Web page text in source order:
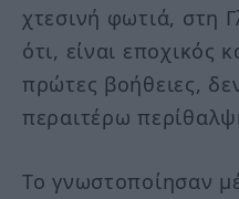
χτεσινή φωτιά, στη
ότι, είναι εποχικός
πρώτες βοήθειες,
περαιτέρω
Το γνωστοποίησαν